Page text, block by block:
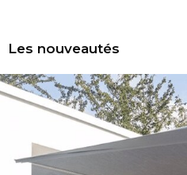
Les nouveautés